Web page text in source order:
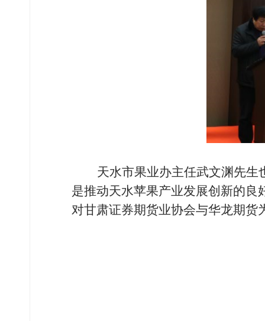
天水市果业办主任武文渊先
是推动天水苹果产业发展创新的良
对甘肃证券期货业协会与华龙期货